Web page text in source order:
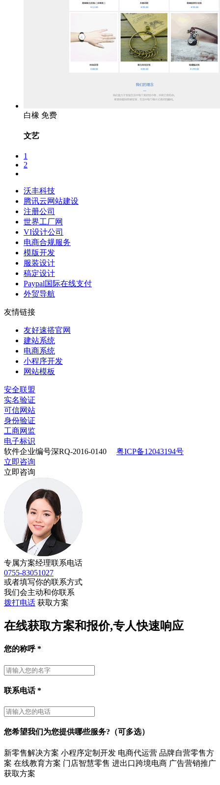
白橡 免费
文艺
1
2
沃丰科技
腾讯云网站建设
注册公司
世界工厂网
VI设计公司
电商合规服务
模版开发
服装设计
稿定设计
Paypal国际在线支付
外贸导航
友情链接
友好速搭官网
建站系统
电商系统
小程序开发
网站模板
安全联盟
实名验证
可信网站
身份验证
工商网监
电子标识
软件企业编号深RQ-2016-0140
粤ICP备12043194号
立即咨询
立即咨询
专属方案经理联系电话
0755-83051027
或者填写你的联系方式
我们会主动和你联系
拨打电话 获取方案
在线获取方案和报价,专人快速响应
您的称呼*
联系电话*
您希望我们为您提供哪些服务?（可多选）
新零售解决方案 小程序定制开发 电商代运营 品牌自营零售方
案 在线教育方案 门店智慧零售 进出口跨境电商 广告营销推广
获取方案